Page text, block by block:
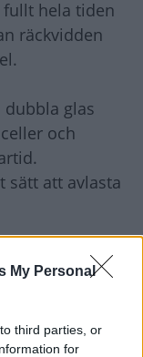
My Personal
third parties, or
for
hela tiden
räckvidden
dubbla glas
och
sätt att avlasta